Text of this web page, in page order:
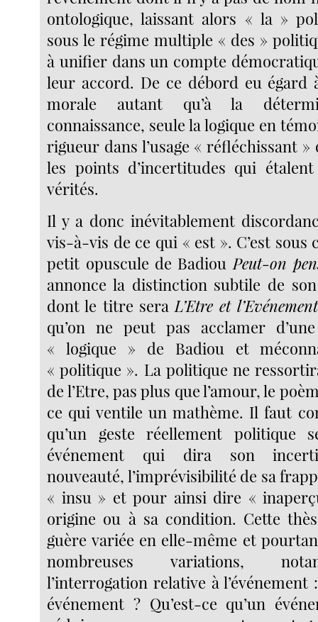
ontologique, laissant alors « la »
sous le régime multiple « des »
à unifier dans un compte
leur accord. De ce débord eu égard
morale autant qu’à la
connaissance, seule la logique en
rigueur dans l’usage « réfléchissant »
les points d’incertitudes qui
vérités.
Il y a donc inévitablement
vis-à-vis de ce qui « est ». C’est sous
petit opuscule de BadiouPeut-on
annonce la distinction subtile de
dont le titre seraL’Etre et l’Evénement
qu’on ne peut pas acclamer
« logique » de Badiou et
« politique ». La politique ne
de l’Etre, pas plus que l’amour, le
ce qui ventile un mathème. Il faut
qu’un geste réellement politique
événement qui dira son
nouveauté, l’imprévisibilité de sa
« insu » et pour ainsi dire «
origine ou à sa condition. Cette
guère variée en elle-même et
nombreuses variations,
l’interrogation relative à l’événement
événement ? Qu’est-ce qu’un